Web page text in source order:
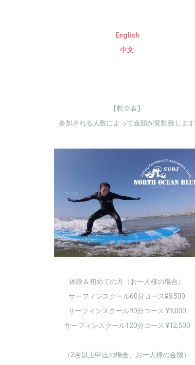
English
中文
【料金表】
参加される人数によって金額が変動致します
体験＆初めての方（お一人様の場合）
サーフィンスクール60分コース¥8,500
サーフィンスクール90分コース ¥9,000
サーフィンスクール120分コース ¥12,500
（2名以上申込の場合、お一人様の金額）